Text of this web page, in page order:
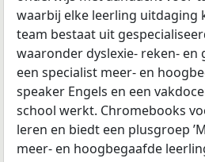
waarbij elke leerling uitdaging
team bestaat uit
waaronder dyslexie- reken- en
een specialist meer- en
speaker Engels en een
school werkt. Chromebooks
leren en biedt een plusgroep
meer- en hoogbegaafde